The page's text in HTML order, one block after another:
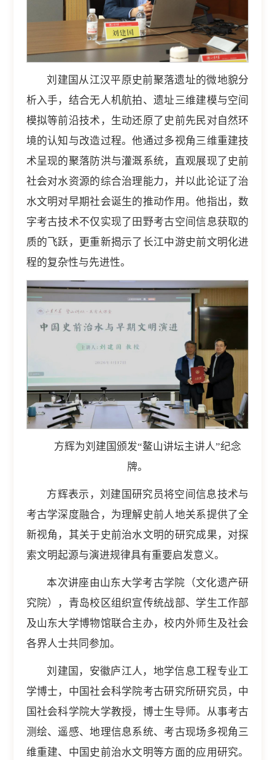
刘建国从江汉平原史前聚落遗址的微地貌分
析入手，结合无人机航拍、遗址三维建模与空间
模拟等前沿技术，生动还原了史前先民对自然环
境的认知与改造过程。他通过多视角三维重建技
术呈现的聚落防洪与灌溉系统，直观展现了史前
社会对水资源的综合治理能力，并以此论证了治
水文明对早期社会诞生的推动作用。他指出，数
字考古技术不仅实现了田野考古空间信息获取的
质的飞跃，更重新揭示了长江中游史前文明化进
程的复杂性与先进性。
方辉为刘建国颁发“鳌山讲坛主讲人”纪念
牌。
方辉表示，刘建国研究员将空间信息技术与
考古学深度融合，为理解史前人地关系提供了全
新视角，其关于史前治水文明的研究成果，对探
索文明起源与演进规律具有重要启发意义。
本次讲座由山东大学考古学院（文化遗产研
究院），青岛校区组织宣传统战部、学生工作部
及山东大学博物馆联合主办，校内外师生及社会
各界人士共同参加。
刘建国，安徽庐江人，地学信息工程专业工
学博士，中国社会科学院考古研究所研究员，中
国社会科学院大学教授，博士生导师。从事考古
测绘、遥感、地理信息系统、考古现场多视角三
维重建、中国史前治水文明等方面的应用研究。